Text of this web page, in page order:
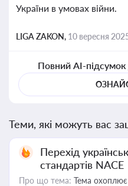
України в умовах війни.
LIGA ZAKON, 10 вересня
Повний AI-підсумок
Теми, які можуть вас
Перехід
стандартів NACE
Про що тема: Тема охоплює